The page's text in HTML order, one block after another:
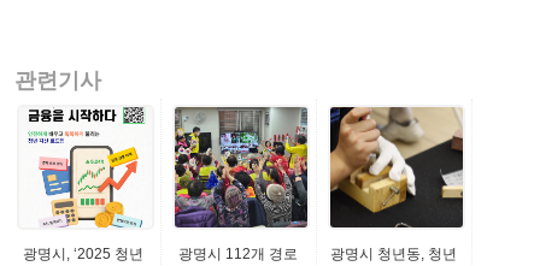
관련기사
광명시, ‘2025 청년
광명시 112개 경로
광명시 청년동, 청년